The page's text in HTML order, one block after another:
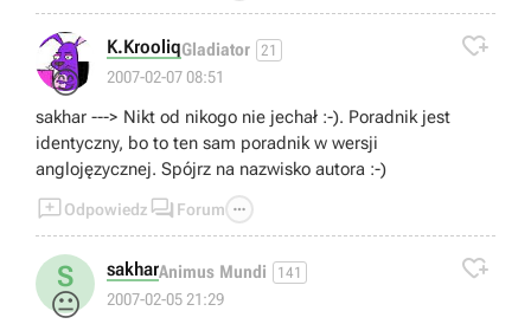
😊
K.KrooliqGladiator 21
2007-02-07 08:51

sakhar ---> Nikt od nikogo nie jechał :-). Poradnik jest
identyczny, bo to ten sam poradnik w wersji
anglojęzycznej. Spójrz na nazwisko autora :-)
Odpowiedz  Forum 
S
😐
sakharAnimus Mundi 141
2007-02-05 21:29
